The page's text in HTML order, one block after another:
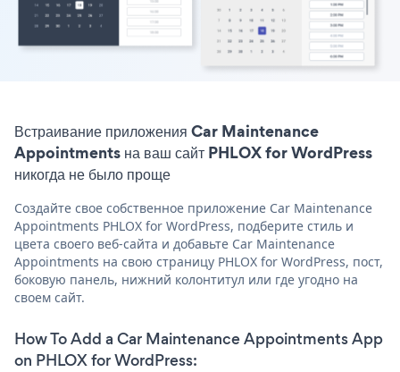
Встраивание приложения Car Maintenance
Appointments на ваш сайт PHLOX for WordPress
никогда не было проще
Создайте свое собственное приложение Car Maintenance
Appointments PHLOX for WordPress, подберите стиль и
цвета своего веб-сайта и добавьте Car Maintenance
Appointments на свою страницу PHLOX for WordPress, пост,
боковую панель, нижний колонтитул или где угодно на
своем сайт.
How To Add a Car Maintenance Appointments App
on PHLOX for WordPress: